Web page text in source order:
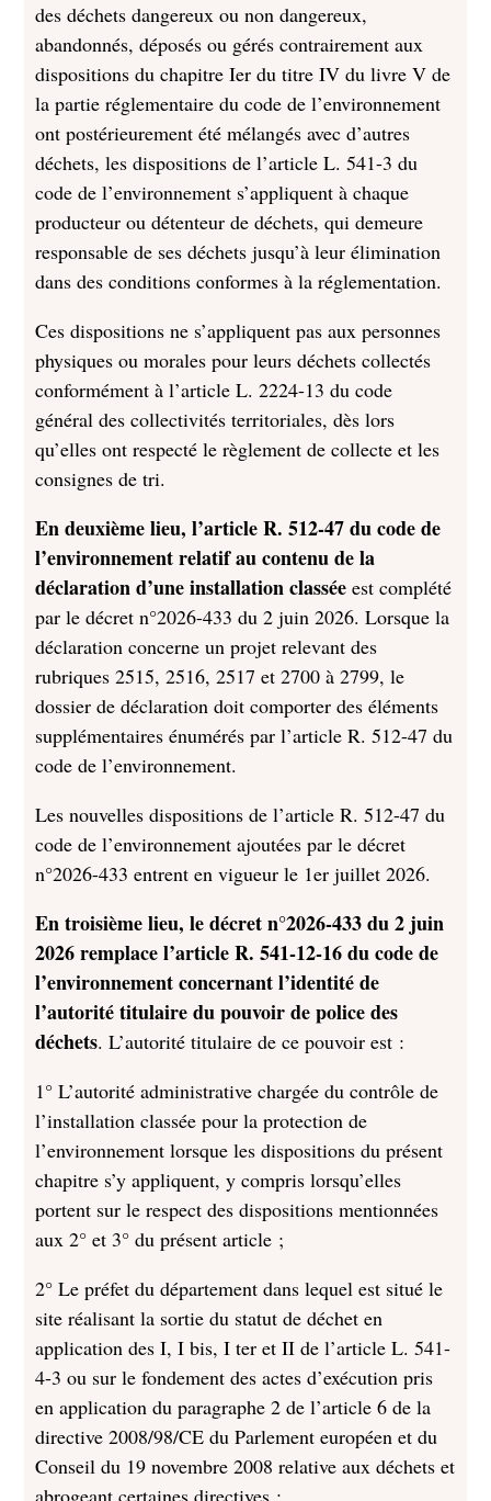
des déchets dangereux ou non dangereux,
abandonnés, déposés ou gérés contrairement aux
dispositions du chapitre Ier du titre IV du livre V de
la partie réglementaire du code de l’environnement
ont postérieurement été mélangés avec d’autres
déchets, les dispositions de l’article L. 541-3 du
code de l’environnement s’appliquent à chaque
producteur ou détenteur de déchets, qui demeure
responsable de ses déchets jusqu’à leur élimination
dans des conditions conformes à la réglementation.
Ces dispositions ne s’appliquent pas aux personnes
physiques ou morales pour leurs déchets collectés
conformément à l’article L. 2224-13 du code
général des collectivités territoriales, dès lors
qu’elles ont respecté le règlement de collecte et les
consignes de tri.
En deuxième lieu, l’article R. 512-47 du code de
l’environnement relatif au contenu de la
déclaration d’une installation classée est complété
par le décret n°2026-433 du 2 juin 2026. Lorsque la
déclaration concerne un projet relevant des
rubriques 2515, 2516, 2517 et 2700 à 2799, le
dossier de déclaration doit comporter des éléments
supplémentaires énumérés par l’article R. 512-47 du
code de l’environnement.
Les nouvelles dispositions de l’article R. 512-47 du
code de l’environnement ajoutées par le décret
n°2026-433 entrent en vigueur le 1er juillet 2026.
En troisième lieu, le décret n°2026-433 du 2 juin
2026 remplace l’article R. 541-12-16 du code de
l’environnement concernant l’identité de
l’autorité titulaire du pouvoir de police des
déchets. L’autorité titulaire de ce pouvoir est :
1° L’autorité administrative chargée du contrôle de
l’installation classée pour la protection de
l’environnement lorsque les dispositions du présent
chapitre s’y appliquent, y compris lorsqu’elles
portent sur le respect des dispositions mentionnées
aux 2° et 3° du présent article ;
2° Le préfet du département dans lequel est situé le
site réalisant la sortie du statut de déchet en
application des I, I bis, I ter et II de l’article L. 541-
4-3 ou sur le fondement des actes d’exécution pris
en application du paragraphe 2 de l’article 6 de la
directive 2008/98/CE du Parlement européen et du
Conseil du 19 novembre 2008 relative aux déchets et
abrogeant certaines directives ;